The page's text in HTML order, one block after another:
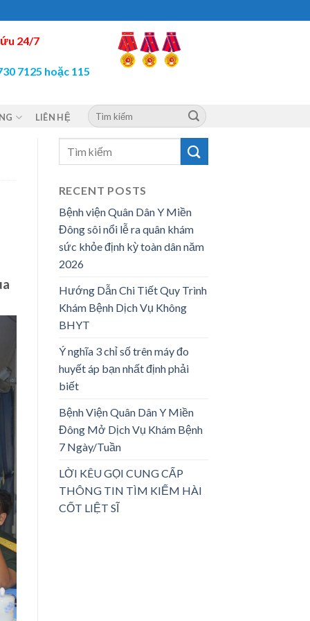
24/7
7125 hoặc 115
LIÊN HỆ
RECENT POSTS
Bệnh viện Quân Dân Y Miền
Đông sôi nổi lễ ra quân khám
sức khỏe định kỳ toàn dân năm
2026
Hướng Dẫn Chi Tiết Quy Trình
Khám Bệnh Dịch Vụ Không
BHYT
Ý nghĩa 3 chỉ số trên máy đo
huyết áp bạn nhất định phải
biết
Bệnh Viện Quân Dân Y Miền
Đông Mở Dịch Vụ Khám Bệnh
7 Ngày/Tuần
LỜI KÊU GỌI CUNG CẤP
THÔNG TIN TÌM KIẾM HÀI
CỐT LIỆT SĨ